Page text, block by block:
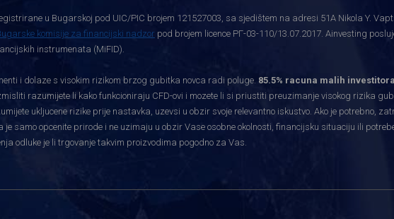
u Bugarskoj pod UIC/PIC brojem 121527003, sa sjedištem na adresi 51A Nikola Y.
komisije za financijski nadzor pod brojem licence РГ-03-110/13.07.2017. Ainvesting
instrumenata (MiFID).
i dolaze s visokim rizikom brzog gubitka novca radi poluge. 85.5% racuna malih
razumijete li kako funkcioniraju CFD-ovi i mozete li si priustiti preuzimanje visokog rizika
ukljucene rizike prije nastavka, uzevsi u obzir svoje relevantno iskustvo. Ako je potrebno,
samo opcenite prirode i ne uzimaju u obzir Vase osobne okolnosti, financijsku situaciju ili
odluke je li trgovanje takvim proizvodima pogodno za Vas.